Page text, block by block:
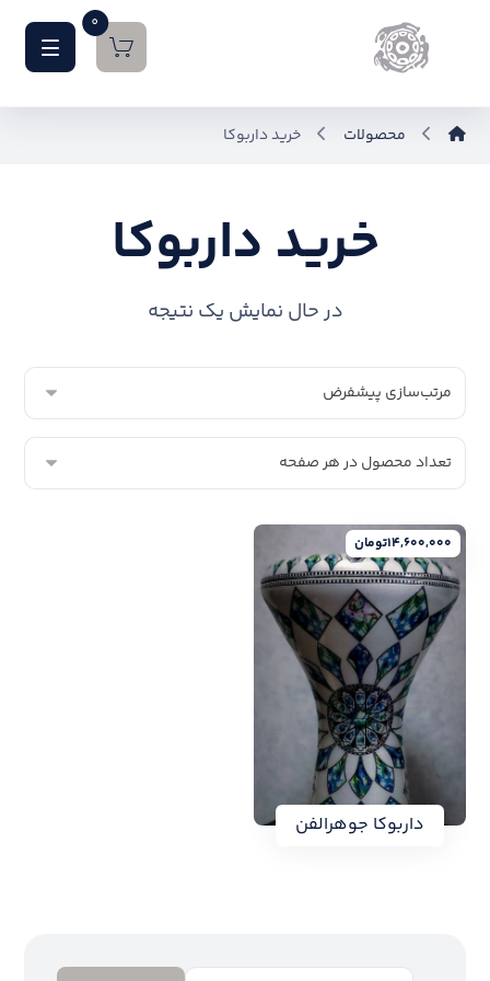
0
محصولات خرید داربوکا
خرید داربوکا
در حال نمایش یک نتیجه
داربوکا جوهرالفن
۱۴,۶۰۰,۰۰۰تومان